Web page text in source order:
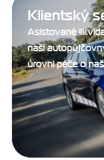
Klientský
Asistované
naší
úrovni péče o